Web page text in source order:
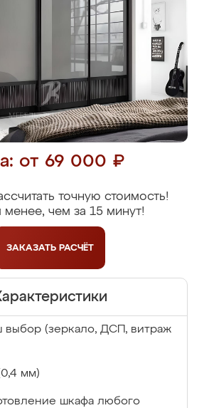
от 69 000 ₽
точную стоимость!
менее, чем за 15 минут!
ЗАКАЗАТЬ РАСЧЁТ
выбор (зеркало, ДСП, витраж
мм)
шкафа любого